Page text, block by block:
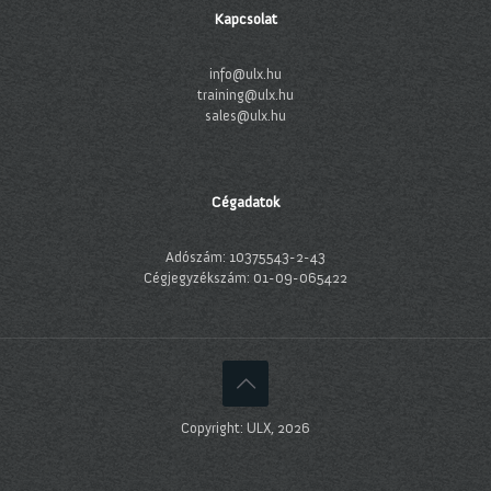
Kapcsolat
info@ulx.hu
training@ulx.hu
sales@ulx.hu
Cégadatok
Adószám: 10375543-2-43
Cégjegyzékszám: 01-09-065422
Copyright: ULX, 2026